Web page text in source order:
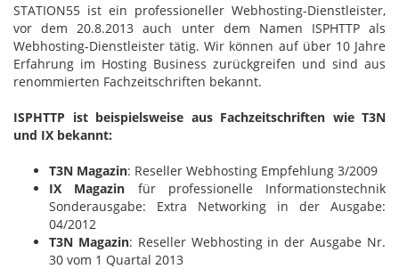
STATION55 ist ein professioneller Webhosting-Dienstleister,
vor dem 20.8.2013 auch unter dem Namen ISPHTTP als
Webhosting-Dienstleister tätig. Wir können auf über 10 Jahre
Erfahrung im Hosting Business zurückgreifen und sind aus
renommierten Fachzeitschriften bekannt.
ISPHTTP ist beispielsweise aus Fachzeitschriften wie T3N
und IX bekannt:
T3N Magazin: Reseller Webhosting Empfehlung 3/2009
IX Magazin für professionelle Informationstechnik
Sonderausgabe: Extra Networking in der Ausgabe:
04/2012
T3N Magazin: Reseller Webhosting in der Ausgabe Nr.
30 vom 1 Quartal 2013